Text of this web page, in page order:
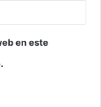
en este